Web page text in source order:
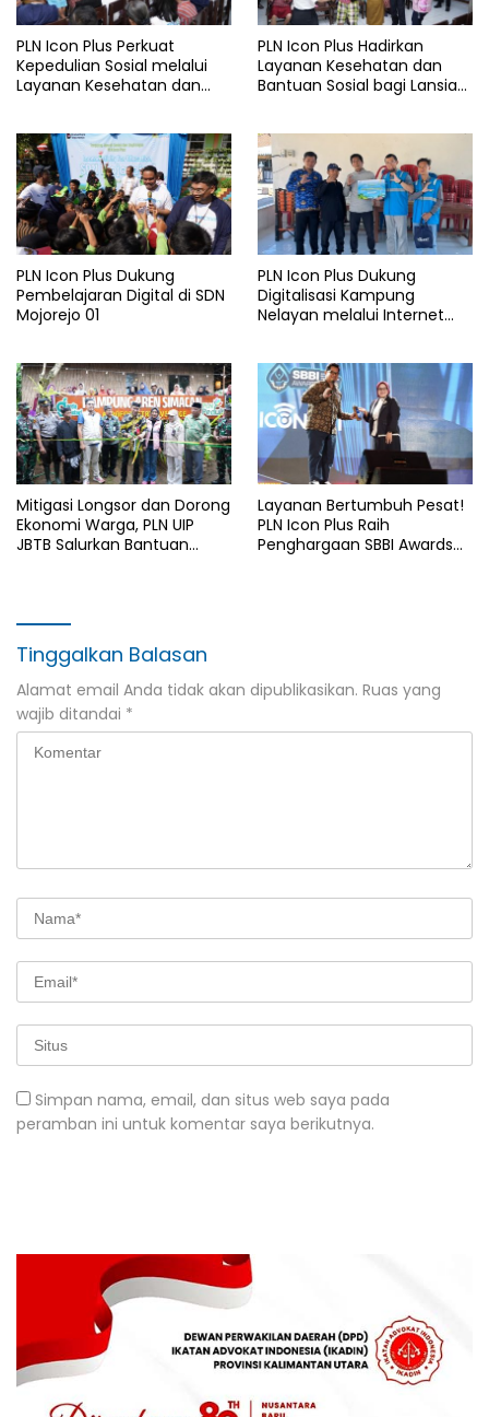
PLN Icon Plus Perkuat
Kepedulian Sosial melalui
Layanan Kesehatan dan
PLN Icon Plus Hadirkan
Layanan Kesehatan dan
Bantuan Sosial bagi Lansia
PLN Icon Plus Dukung
Pembelajaran Digital di SDN
Mojorejo 01
PLN Icon Plus Dukung
Digitalisasi Kampung
Nelayan melalui Internet
Mitigasi Longsor dan Dorong
Ekonomi Warga, PLN UIP
JBTB Salurkan Bantuan
Layanan Bertumbuh Pesat!
PLN Icon Plus Raih
Penghargaan SBBI Awards
Tinggalkan Balasan
Alamat email Anda tidak akan dipublikasikan. Ruas yang
wajib ditandai *
Simpan nama, email, dan situs web saya pada
peramban ini untuk komentar saya berikutnya.